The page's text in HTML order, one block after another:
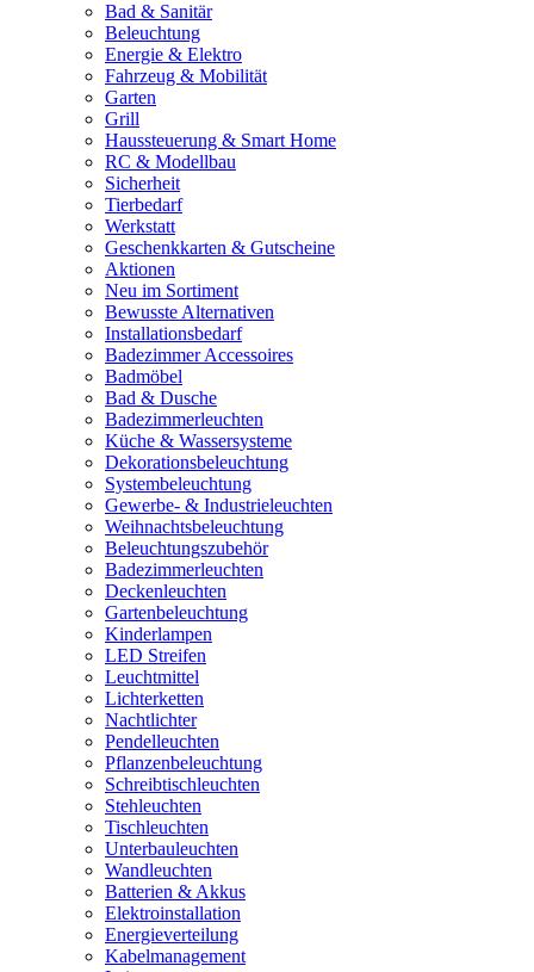
Bad & Sanitär
Beleuchtung
Energie & Elektro
Fahrzeug & Mobilität
Garten
Grill
Haussteuerung & Smart Home
RC & Modellbau
Sicherheit
Tierbedarf
Werkstatt
Geschenkkarten & Gutscheine
Aktionen
Neu im Sortiment
Bewusste Alternativen
Installationsbedarf
Badezimmer Accessoires
Badmöbel
Bad & Dusche
Badezimmerleuchten
Küche & Wassersysteme
Dekorationsbeleuchtung
Systembeleuchtung
Gewerbe- & Industrieleuchten
Weihnachtsbeleuchtung
Beleuchtungszubehör
Badezimmerleuchten
Deckenleuchten
Gartenbeleuchtung
Kinderlampen
LED Streifen
Leuchtmittel
Lichterketten
Nachtlichter
Pendelleuchten
Pflanzenbeleuchtung
Schreibtischleuchten
Stehleuchten
Tischleuchten
Unterbauleuchten
Wandleuchten
Batterien & Akkus
Elektroinstallation
Energieverteilung
Kabelmanagement